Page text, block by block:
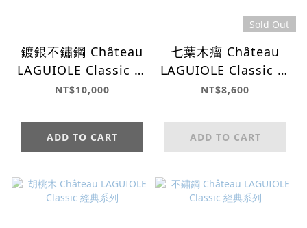
鍍銀不鏽鋼 Château
LAGUIOLE Classic 經
典系列
NT$10,000
ADD TO CART
Sold Out
七葉木瘤 Château
LAGUIOLE Classic 經
典系列
NT$8,600
ADD TO CART